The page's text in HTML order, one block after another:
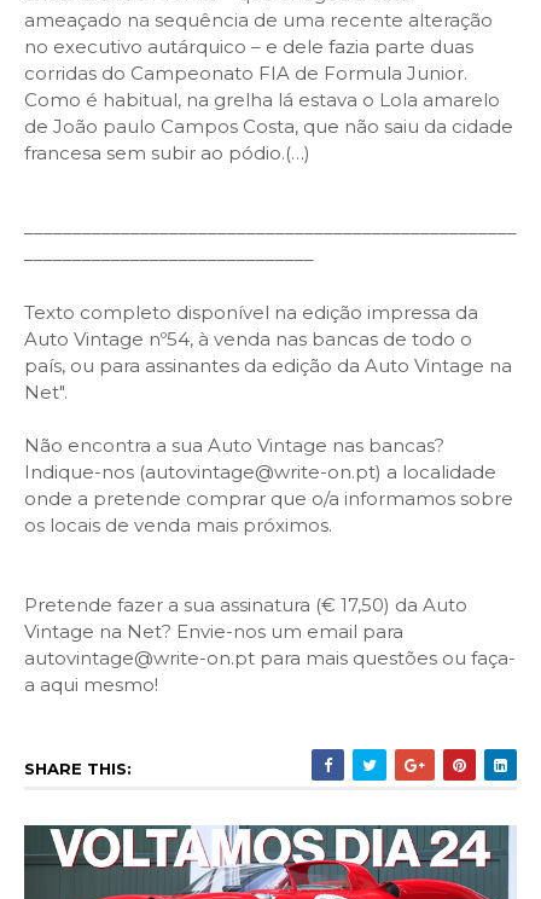
ameaçado na sequência de uma recente alteração
no executivo autárquico – e dele fazia parte duas
corridas do Campeonato FIA de Formula Junior.
Como é habitual, na grelha lá estava o Lola amarelo
de João paulo Campos Costa, que não saiu da cidade
francesa sem subir ao pódio.(…)
–––––––––––––––––––––––––––––––––––––––––––––––––––
––––––––––––––––––––––––––––––
Texto completo disponível na edição impressa da
Auto Vintage nº54, à venda nas bancas de todo o
país, ou para assinantes da edição da Auto Vintage na
Net".
Não encontra a sua Auto Vintage nas bancas?
Indique-nos (autovintage@write-on.pt) a localidade
onde a pretende comprar que o/a informamos sobre
os locais de venda mais próximos.
Pretende fazer a sua assinatura (€ 17,50) da Auto
Vintage na Net? Envie-nos um email para
autovintage@write-on.pt para mais questões ou faça-
a aqui mesmo!
SHARE THIS: